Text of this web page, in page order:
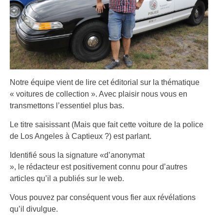
Notre équipe vient de lire cet éditorial sur la thématique
« voitures de collection ». Avec plaisir nous vous en
transmettons l’essentiel plus bas.
Le titre saisissant (Mais que fait cette voiture de la police
de Los Angeles à Captieux ?) est parlant.
Identifié sous la signature «d’anonymat
», le rédacteur est positivement connu pour d’autres
articles qu’il a publiés sur le web.
Vous pouvez par conséquent vous fier aux révélations
qu’il divulgue.